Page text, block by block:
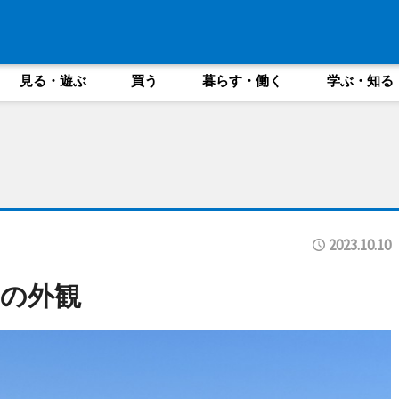
見る・遊ぶ 買う 暮らす・働く 学ぶ・知る
2023.10.10
外観